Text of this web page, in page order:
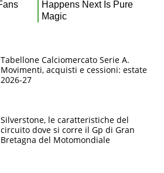
Tabellone Calciomercato Serie A.
Movimenti, acquisti e cessioni: estate
2026-27
Silverstone, le caratteristiche del
circuito dove si corre il Gp di Gran
Bretagna del Motomondiale